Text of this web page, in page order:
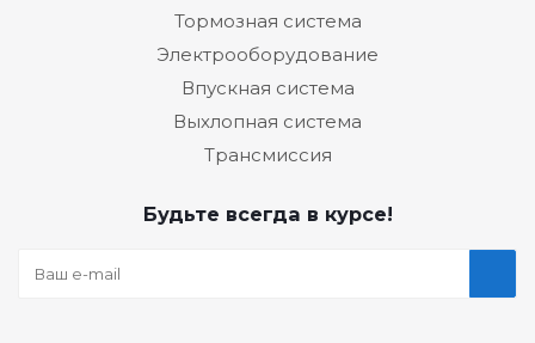
Тормозная система
Электрооборудование
Впускная система
Выхлопная система
Трансмиссия
Будьте всегда в курсе!